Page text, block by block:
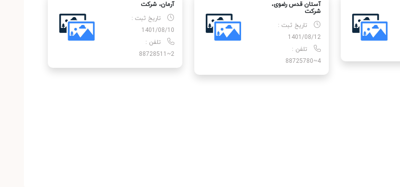
آستان قدس رضوی،
شركت
تاریخ ثبت :
1401/08/12
تلفن :
4~88725780
آرمان، شركت
تاریخ ثبت :
1401/08/10
تلفن :
2~88728511